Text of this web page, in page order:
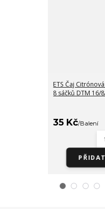
ETS Čaj
8 sáčků DTM 16/
35 Kč/Balení